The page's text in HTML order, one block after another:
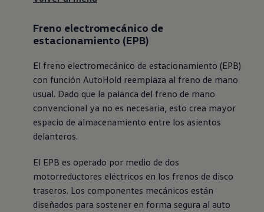
Freno electromecánico de
estacionamiento (EPB)
El freno electromecánico de estacionamiento (EPB)
con función AutoHold reemplaza al freno de mano
usual. Dado que la palanca del freno de mano
convencional ya no es necesaria, esto crea mayor
espacio de almacenamiento entre los asientos
delanteros.
El EPB es operado por medio de dos
motorreductores eléctricos en los frenos de disco
traseros. Los componentes mecánicos están
diseñados para sostener en forma segura al auto